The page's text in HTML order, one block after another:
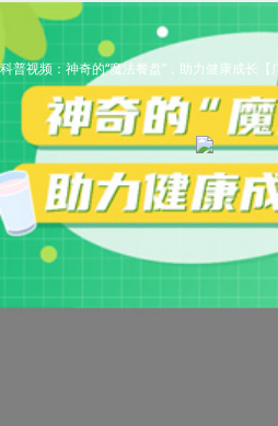
科普视频：神奇的“魔法餐盘”，助力健康成长